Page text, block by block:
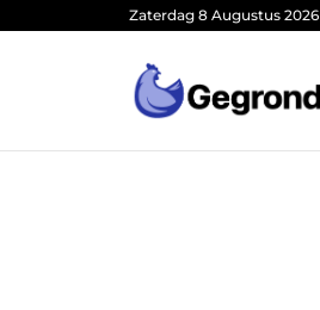
Zaterdag 8 Augustus 2026